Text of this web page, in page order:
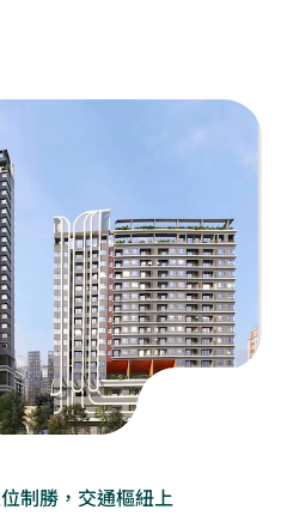
制勝，交通樞紐上